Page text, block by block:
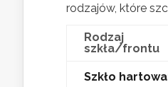
rodzajów, które
Rodzaj
szkła/frontu
Szkło